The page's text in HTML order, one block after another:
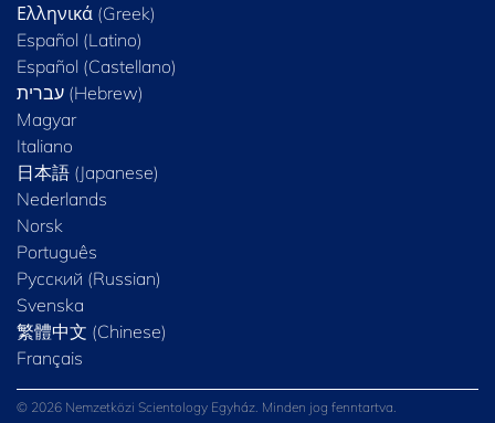
Ελληνικά (Greek)
Español (Latino)
Español (Castellano)
Magyar
Italiano
日本語 (Japanese)
Nederlands
Norsk
Português
Русский (Russian)
Svenska
繁體中文 (Chinese)
Français
© 2026 Nemzetközi Scientology Egyház. Minden jog fenntartva.